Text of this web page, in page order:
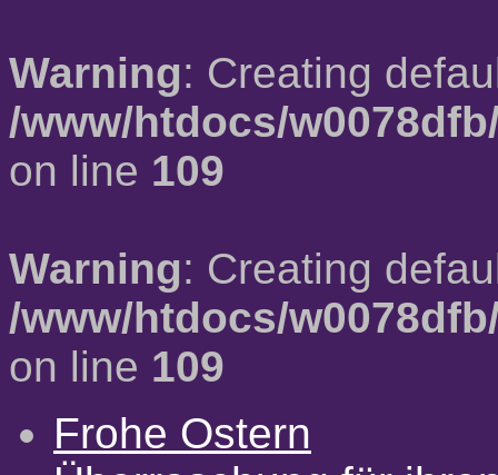
Warning: Creating
/www/htdocs/
on line 109
Warning: Creating
/www/htdocs/
on line 109
Frohe Ostern